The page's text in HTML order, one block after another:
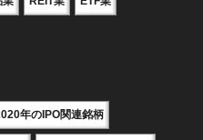
年のIPO関連銘柄